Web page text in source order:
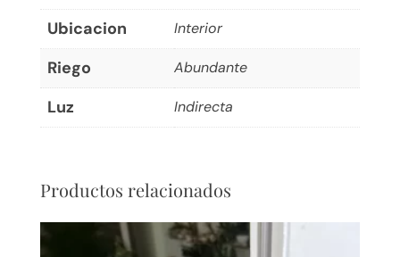
Ubicacion Interior
Riego Abundante
Luz Indirecta
Productos relacionados